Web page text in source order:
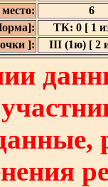
6
ТК: 0 [ 1
]:
III (1ю) [ 2